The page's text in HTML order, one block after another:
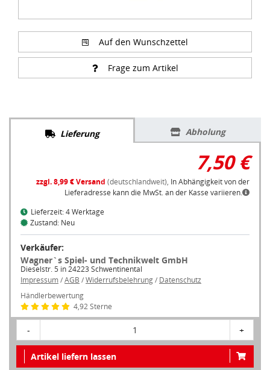
Auf den Wunschzettel
Frage zum Artikel
Lieferung Abholung
7,50 €
zzgl. 8,99 € Versand (deutschlandweit), In Abhängigkeit von der
Lieferadresse kann die MwSt. an der Kasse variieren.
Lieferzeit: 4 Werktage
Zustand: Neu
Verkäufer:
Wagner`s Spiel- und Technikwelt GmbH
Dieselstr. 5 in 24223 Schwentinental
Impressum/AGB /Widerrufsbelehrung/ Datenschutz
Händlerbewertung
4,92 Sterne
- 1 +
Artikel liefern lassen